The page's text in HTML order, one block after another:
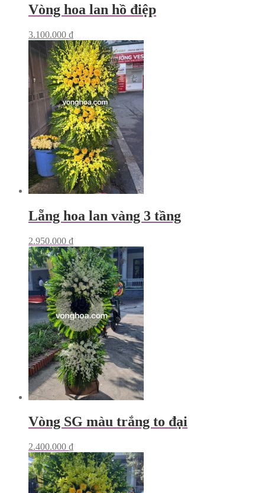
Vòng hoa lan hồ điệp
3.100.000 ₫
Lẵng hoa lan vàng 3 tầng
2.950.000 ₫
Vòng SG màu trắng to đại
2.400.000 ₫